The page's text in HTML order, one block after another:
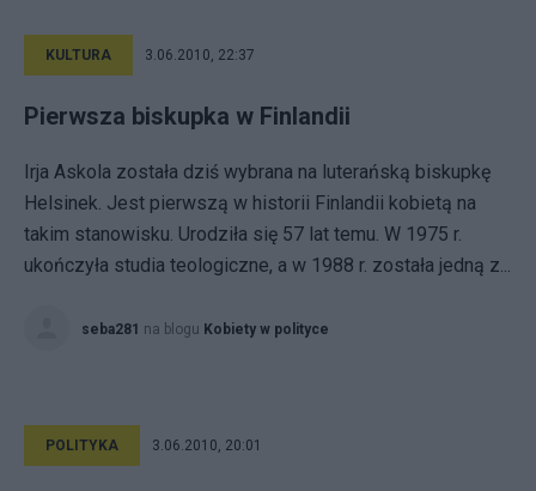
KULTURA 3.06.2010, 22:37
Pierwsza biskupka w Finlandii
Irja Askola została dziś wybrana na luterańską biskupkę
Helsinek. Jest pierwszą w historii Finlandii kobietą na
takim stanowisku. Urodziła się 57 lat temu. W 1975 r.
ukończyła studia teologiczne, a w 1988 r. została jedną z...
seba281 na blogu Kobiety w polityce
POLITYKA 3.06.2010, 20:01